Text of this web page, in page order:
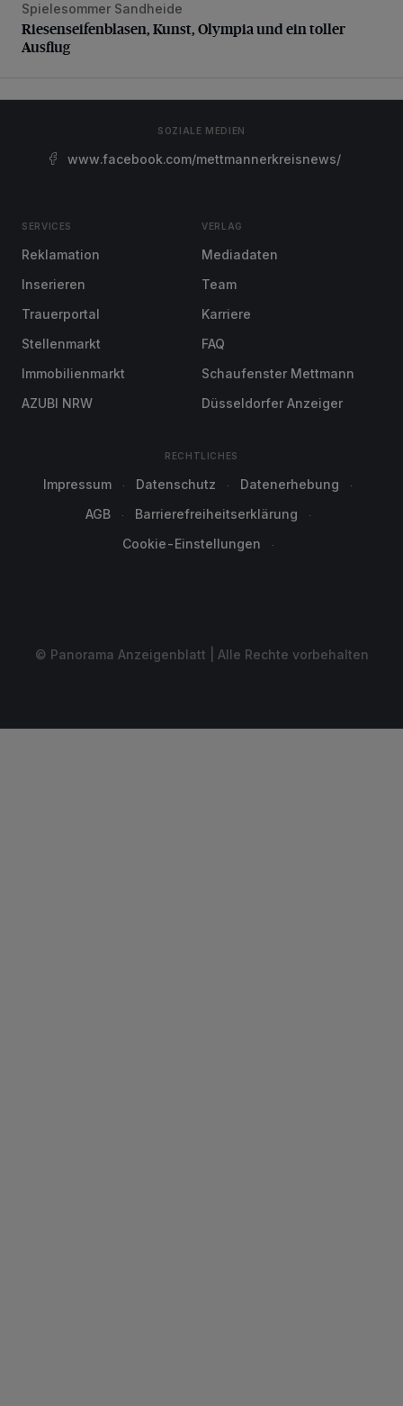
Riesenseifenblasen, Kunst, Olympia und ein toller Ausflug
Spielesommer Sandheide
Riesenseifenblasen, Kunst, Olympia und ein toller
Ausflug
SOZIALE MEDIEN
www.facebook.com/mettmannerkreisnews/
SERVICES
Reklamation
Inserieren
Trauerportal
Stellenmarkt
Immobilienmarkt
AZUBI NRW
VERLAG
Mediadaten
Team
Karriere
FAQ
Schaufenster Mettmann
Düsseldorfer Anzeiger
RECHTLICHES
Impressum Datenschutz
Datenerhebung
AGB
Barrierefreiheitserklärung
Cookie-Einstellungen
© Panorama Anzeigenblatt | Alle Rechte vorbehalten